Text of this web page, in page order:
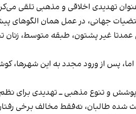
تهدیدی اخلاقی و مذهبی تلقی
و تطبیق با مقتضیات جهانی، در عمل همان
عمدتا غیر پشتون، طبقه متوسط،
پس از ورود مجدد به این شهرها،
پوشش و تنوع مذهبی ــ تهدیدی برای
طالبان، نه‌فقط مخالف برخی